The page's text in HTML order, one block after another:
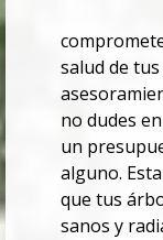
salud de
no dudes
un
alguno.
que tus
sanos y